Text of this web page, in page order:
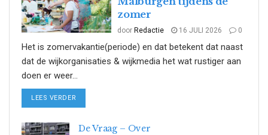
zomer
door Redactie 16 JULI 2026 0
Het is zomervakantie(periode) en dat betekent dat naast
dat de wijkorganisaties & wijkmedia het wat rustiger aan
doen er weer...
LEES VERDER
De Vraag – Over